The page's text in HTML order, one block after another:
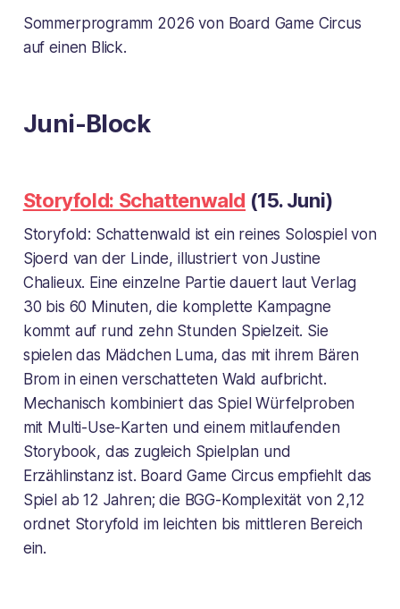
Sommerprogramm 2026 von Board Game Circus
auf einen Blick.
Juni-Block
Storyfold: Schattenwald (15. Juni)
Storyfold: Schattenwald ist ein reines Solospiel von
Sjoerd van der Linde, illustriert von Justine
Chalieux. Eine einzelne Partie dauert laut Verlag
30 bis 60 Minuten, die komplette Kampagne
kommt auf rund zehn Stunden Spielzeit. Sie
spielen das Mädchen Luma, das mit ihrem Bären
Brom in einen verschatteten Wald aufbricht.
Mechanisch kombiniert das Spiel Würfelproben
mit Multi-Use-Karten und einem mitlaufenden
Storybook, das zugleich Spielplan und
Erzählinstanz ist. Board Game Circus empfiehlt das
Spiel ab 12 Jahren; die BGG-Komplexität von 2,12
ordnet Storyfold im leichten bis mittleren Bereich
ein.